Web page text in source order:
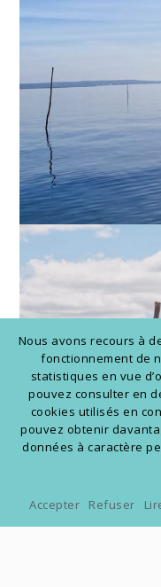
Nous avons recours à
fonctionnement de
statistiques en vue
pouvez consulter en
cookies utilisés en
pouvez obtenir
données à caractère
Accepter Refuser